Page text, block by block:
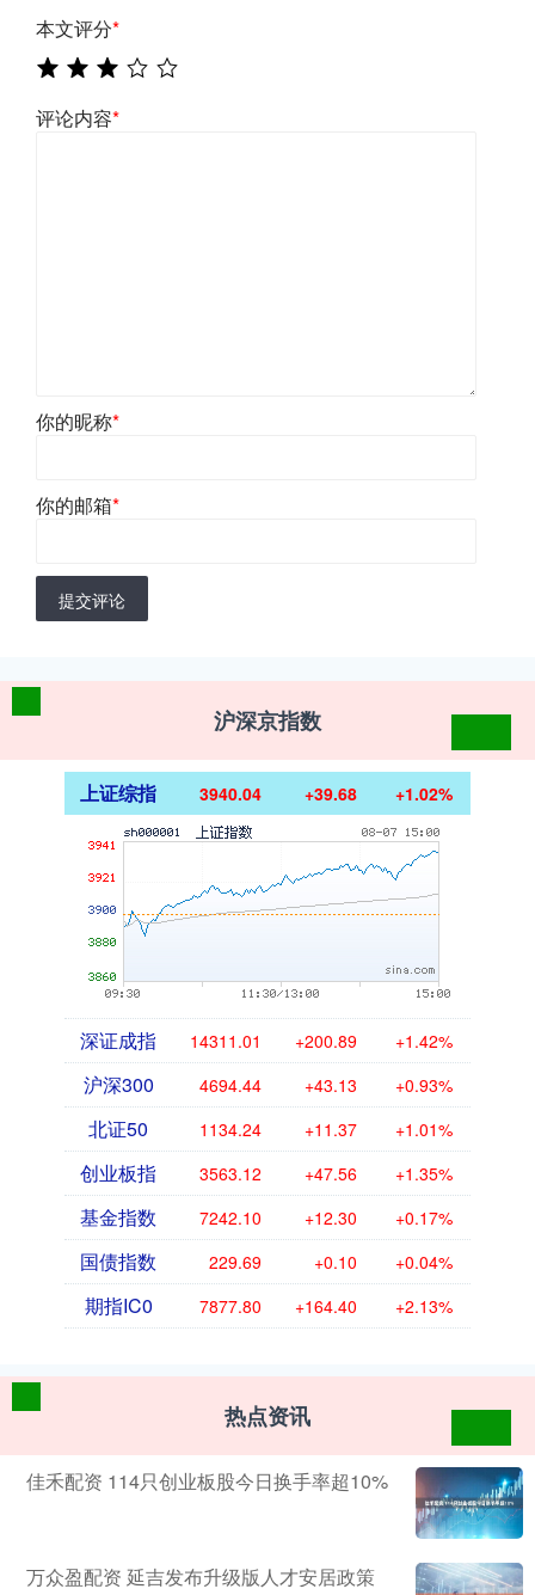
本文评分*
评论内容*
你的昵称*
你的邮箱*
提交评论
沪深京指数
上证综指 3940.04 +39.68 +1.02%
深证成指 14311.01 +200.89 +1.42%
沪深300 4694.44 +43.13 +0.93%
北证50 1134.24 +11.37 +1.01%
创业板指 3563.12 +47.56 +1.35%
基金指数 7242.10 +12.30 +0.17%
国债指数 229.69 +0.10 +0.04%
期指IC0 7877.80 +164.40 +2.13%
热点资讯
佳禾配资 114只创业板股今日换手率超10%
万众盈配资 延吉发布升级版人才安居政策